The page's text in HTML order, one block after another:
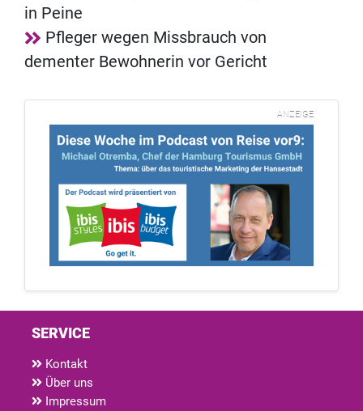
in Peine
Pfleger wegen Missbrauch von
dementer Bewohnerin vor Gericht
ANZEIGE
SERVICE
Kontakt
Über uns
Impressum